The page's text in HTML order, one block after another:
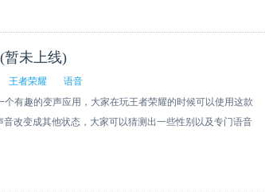
暂未上线)
王者荣耀
语音
个有趣的变声应用，大家在玩王者荣耀的时候可以使用这款
改变成其他状态，大家可以猜测出一些性别以及专门语音
端语音变声玩法。